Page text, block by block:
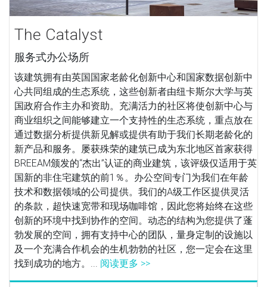
The Catalyst
服务式办公场所
该建筑拥有由英国国家老龄化创新中心和国家数据创新中
心共同组成的生态系统，这些创新者由纽卡斯尔大学与英
国政府合作主办和资助。充满活力的社区将使创新中心与
商业组织之间能够建立一个支持性的生态系统，重点放在
通过数据分析提供新见解或提供有助于我们长期老龄化的
新产品和服务。屡获殊荣的建筑已成为东北地区首家获得
BREEAM颁发的“杰出”认证的商业建筑，该评级仅适用于英
国新的非住宅建筑的前1％。办公空间专门为我们在年龄
技术和数据领域的公司提供。我们的A级工作区提供灵活
的条款，超快速宽带和现场咖啡馆，因此您将始终在这些
创新的环境中找到协作的空间。动态的结构为您提供了蓬
勃发展的空间，拥有支持中心的团队，量身定制的设施以
及一个充满合作机会的生机勃勃的社区，您一定会在这里
找到成功的地方。... 阅读更多 >>